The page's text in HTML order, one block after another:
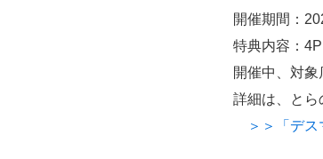
開催期間：
特典内容：
開催中、対
詳細は、とら
＞＞「デス